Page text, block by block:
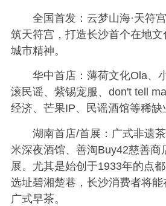
全国首发：云梦山海·天符
筑天符宫，打造长沙首个在地
城市精神。
华中首店：薄荷文化Ola、
滚民谣、紫锡宠服、don't tell
经济、芒果IP、民谣酒馆等稀缺
湖南首店/首展：广式非遗
米深夜酒馆、善淘Buy42慈善商
展。尤其是始创于1933年的点
选址碧湘楚巷，长沙消费者将
广式早茶。